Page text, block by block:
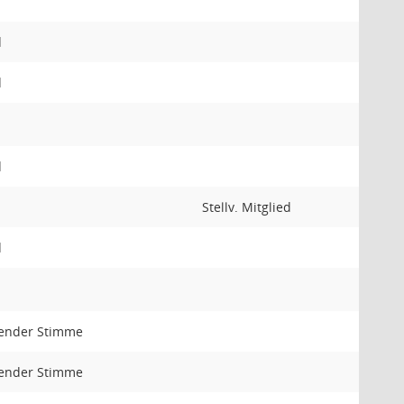
Stellv. Mitglied
Stimme
Stimme